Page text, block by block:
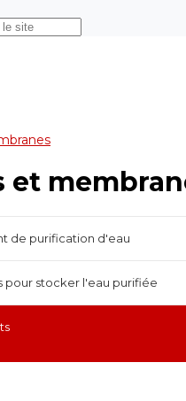
et
de purification d'eau
pour stocker l'eau purifiée